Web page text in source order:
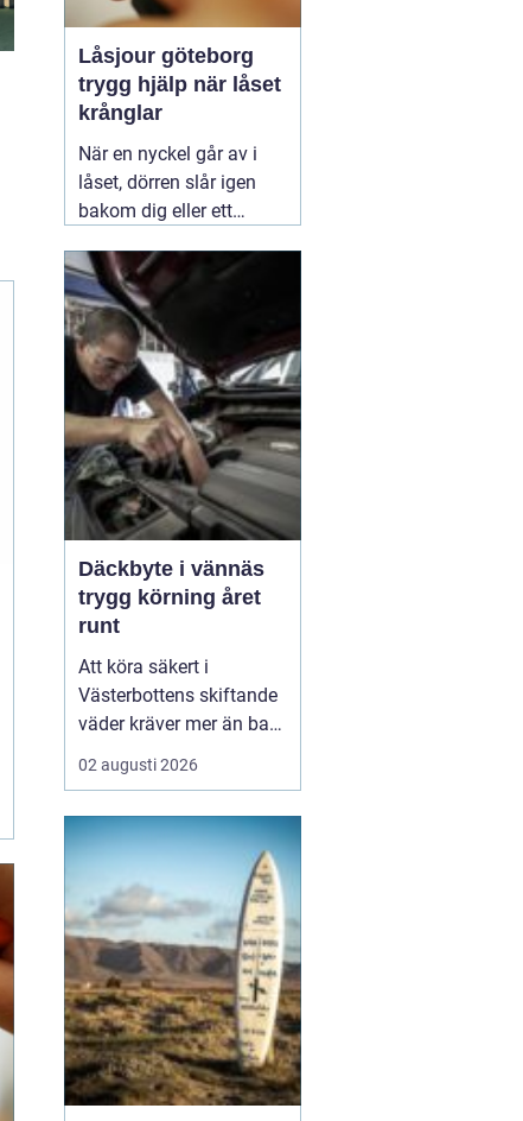
Låsjour göteborg
trygg hjälp när låset
krånglar
När en nyckel går av i
låset, dörren slår igen
bakom dig eller ett
och karm, uppstår ofta
stress och osäkerhet. I
den stunden spelar
klockslaget ingen roll du
behöver hjälp direkt. En
03 augusti 2026
Däckbyte i vännäs
trygg körning året
runt
Att köra säkert i
Västerbottens skiftande
väder kräver mer än bara
ett körkort och en pålitlig
bil. Däckens skick och
roll för både
bromssträcka, kontroll
och komfort. I en ort
som Vännäs, där
vintrarna ofta är långa
och vägar...
02 augusti 2026